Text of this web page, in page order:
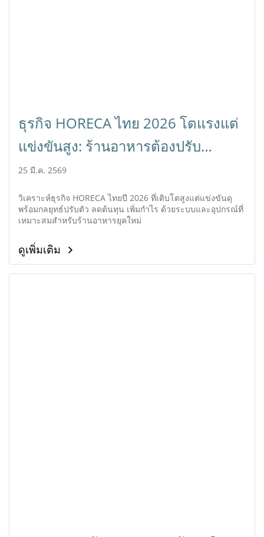
ธุรกิจ HORECA ไทย 2026 โตแรงแต่
แข่งขันสูง: ร้านอาหารต้องปรับ
ตัวอย่างไรให้อยู่รอด
25 มี.ค. 2569
วิเคราะห์ธุรกิจ HORECA ไทยปี 2026 ที่เติบโตสูงแต่แข่งขันดุ
พร้อมกลยุทธ์ปรับตัว ลดต้นทุน เพิ่มกำไร ด้วยระบบและอุปกรณ์ที่
เหมาะสมสำหรับร้านอาหารยุคใหม่
ดูเพิ่มเติม